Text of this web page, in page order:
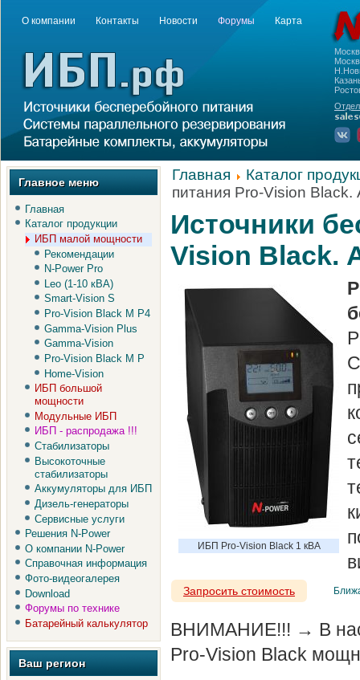
О компании Контакты Новости Форумы Карта
Главное меню
Главная
Каталог продукции
ИБП малой мощности
Рекомендации
N-Power Pro
Leo (1-10 кВА)
Smart-Vision S
Pro-Vision Black M P4
Gamma-Vision Plus
Gamma-Vision
Pro-Vision Black M P
Home-Vision
ИБП большой
мощности
Модульные ИБП
ИБП - распродажа !!!
Стабилизаторы
Высокоточные
стабилизаторы
Аккумуляторы для ИБП
Дизель-генераторы
Сервисные услуги
Решения N-Power
О компании N-Power
Справочная информация
Фото-видеогалерея
Download
Форумы по технике
Батарейный калькулятор
Ваш регион
Главная
Каталог
питания Pro-Vision Black.
Источники
Vision Black.
ИБП Pro-Vision Black 1 кВА
Запросить стоимость
ВНИМАНИЕ!!! → В
Pro-Vision Black